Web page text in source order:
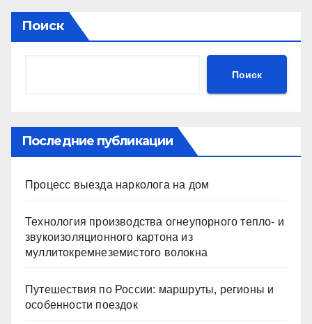
Поиск
Поиск
Последние публикации
Процесс выезда нарколога на дом
Технология производства огнеупорного тепло- и
звукоизоляционного картона из
муллитокремнеземистого волокна
Путешествия по России: маршруты, регионы и
особенности поездок